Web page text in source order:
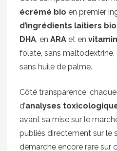
écrémé bio en premier
d’ingrédients laitiers bio
DHA, en ARA et en
folate, sans maltodextrine,
sans huile de palme.
Côté transparence,
d’analyses
avant sa mise sur le
publiés directement sur le
démarche encore rare sur